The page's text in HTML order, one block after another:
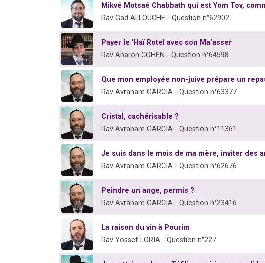
Mikvé Motsaé Chabbath qui est Yom Tov,
Rav Gad ALLOUCHE - Question n°62902
Payer le 'Haï Rotel avec son Ma'asser
Rav Aharon COHEN - Question n°64598
Que mon employée non-juive prépare un
Rav Avraham GARCIA - Question n°63377
Cristal, cachérisable ?
Rav Avraham GARCIA - Question n°11361
Je suis dans le mois de ma mère, inviter des
Rav Avraham GARCIA - Question n°62676
Peindre un ange, permis ?
Rav Avraham GARCIA - Question n°23416
La raison du vin à Pourim
Rav Yossef LORIA - Question n°227